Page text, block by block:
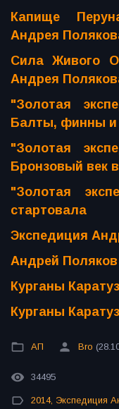
Капище
Андрея
Сила Живого
Андрея
"Золотая
Балты, финны
"Золотая
Бронзовый век
"Золотая
стартовала
Экспедиция
Андрей
Курганы
Курганы
АП Bro
34495
2014, Экспедиция